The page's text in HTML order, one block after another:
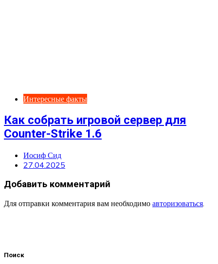
Интересные факты
Как собрать игровой сервер для
Counter-Strike 1.6
Иосиф Сид
27.04.2025
Добавить комментарий
Для отправки комментария вам необходимо авторизоваться.
Поиск